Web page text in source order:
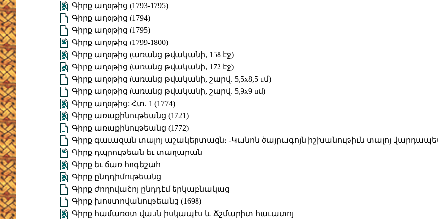
Գիրք աղօթից (1793-1795)
Գիրք աղօթից (1794)
Գիրք աղօթից (1795)
Գիրք աղօթից (1799-1800)
Գիրք աղօթից (առանց թվականի, 158 էջ)
Գիրք աղօթից (առանց թվականի, 172 էջ)
Գիրք աղօթից (առանց թվականի, շարվ. 5,5x8,5 uմ)
Գիրք աղօթից (առանց թվականի, շարվ. 5,9x9 uմ)
Գիրք աղօթից: Հտ. 1 (1774)
Գիրք առաքինութեանց (1721)
Գիրք առաքինութեանց (1772)
Գիրք գաւազան տալոյ աշակերտացն։ -Կանոն ծայրագոյն իշխանութիւն տալոյ
Գիրք դպրութեան եւ տաղարան
Գիրք եւ ճառ հոգեշահ
Գիրք ընդդիմութեանց
Գիրք ժողովածոյ ընդդէմ երկաբնակաց
Գիրք խոստովանութեանց (1698)
Գիրք համառօտ վասն իսկապէս և Ճշմարիտ հաւատոյ